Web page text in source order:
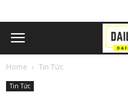
Home Tin Tức
Tin Tức